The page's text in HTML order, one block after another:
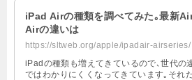
iPad Airの種類を調べてみた｡最新
Airの違いは
https://sltweb.org/apple/ipadair-airseries/
iPadの種類も増えてきているので､世代の
ではわかりにくくなってきています｡それ